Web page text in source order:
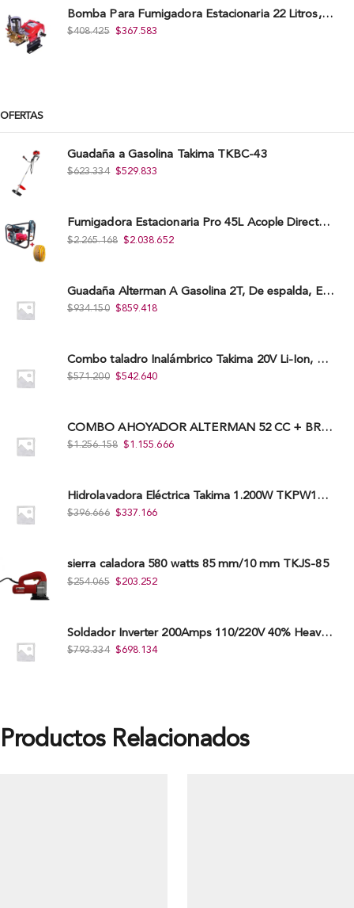
Bomba Para Fumigadora Estacionaria 22 Litros, Xp22-I.
$408.425 $367.583
OFERTAS
Guadaña a Gasolina Takima TKBC-43
$623.334 $529.833
Fumigadora Estacionaria Pro 45L Acople Directo con Accesorios
$2.265.168 $2.038.652
Guadaña Alterman A Gasolina 2T, De espalda, Eje Flexible, 43Cc, Xbc43B-I
$934.150 $859.418
Combo taladro Inalámbrico Takima 20V Li-Ion, Tklcd-20. + Polichadora Takima 7″ 1.200W, Tksp-180-D.
$571.200 $542.640
COMBO AHOYADOR ALTERMAN 52 CC + BROCA DE 20 CM X 80 CM + BROCA DE 15 CM X 80 CM
$1.256.158 $1.155.666
Hidrolavadora Eléctrica Takima 1.200W TKPW1200-13
$396.666 $337.166
sierra caladora 580 watts 85 mm/10 mm TKJS-85
$254.065 $203.252
Soldador Inverter 200Amps 110/220V 40% Heavy Duty (Hd) Tkwi-200-C
$793.334 $698.134
Productos Relacionados